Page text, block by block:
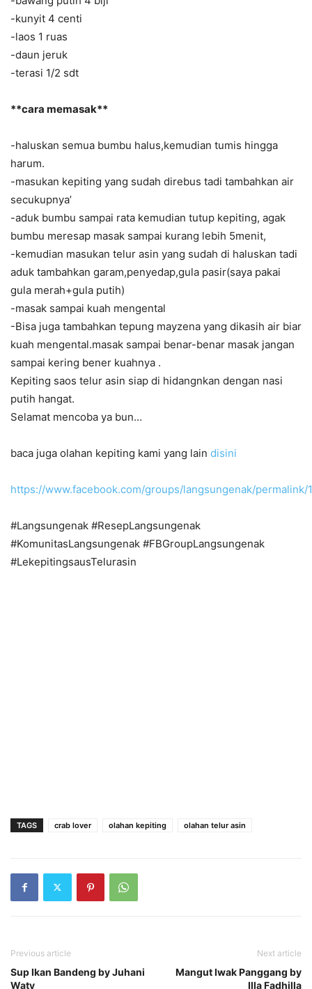
-kunyit 4 centi
-laos 1 ruas
-daun jeruk
-terasi 1/2 sdt
**cara memasak**
-haluskan semua bumbu halus,kemudian tumis hingga
harum.
-masukan kepiting yang sudah direbus tadi tambahkan air
secukupnya’
-aduk bumbu sampai rata kemudian tutup kepiting, agak
bumbu meresap masak sampai kurang lebih 5menit,
-kemudian masukan telur asin yang sudah di haluskan tadi
aduk tambahkan garam,penyedap,gula pasir(saya pakai
gula merah+gula putih)
-masak sampai kuah mengental
-Bisa juga tambahkan tepung mayzena yang dikasih air biar
kuah mengental.masak sampai benar-benar masak jangan
sampai kering bener kuahnya .
Kepiting saos telur asin siap di hidangnkan dengan nasi
putih hangat.
Selamat mencoba ya bun…
baca juga olahan kepiting kami yang lain disini
https://www.facebook.com/groups/langsungenak/
#Langsungenak #ResepLangsungenak
#KomunitasLangsungenak #FBGroupLangsungenak
#LekepitingsausTelurasin
TAGS crab lover olahan kepiting olahan telur asin
Previous article
Sup Ikan Bandeng by Juhani
Waty
Next article
Mangut Iwak Panggang by
Illa Fadhilla